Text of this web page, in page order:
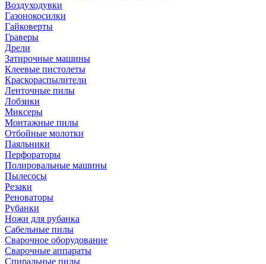
Воздуходувки
Газонокосилки
Гайковерты
Граверы
Дрели
Затирочные машины
Клеевые пистолеты
Краскораспылители
Ленточные пилы
Лобзики
Миксеры
Монтажные пилы
Отбойные молотки
Паяльники
Перфораторы
Полировальные машины
Пылесосы
Резаки
Реноваторы
Рубанки
Ножи для рубанка
Сабельные пилы
Сварочное оборудование
Сварочные аппараты
Спиральные пилы